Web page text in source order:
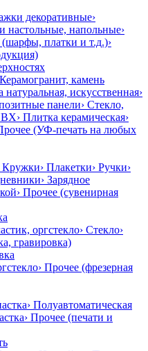
декоративные›
настольные, напольные›
(шарфы, платки и т.д.)›
Керамогранит, камень
натуральная, искусственная›
панели› Стекло,
› Плитка керамическая›
(УФ-печать на любых
Кружки› Плакетки› Ручки›
› Зарядное
› Прочее (сувенирная
оргстекло› Стекло›
гравировка)
› Прочее (фрезерная
› Полуавтоматическая
› Прочее (печати и